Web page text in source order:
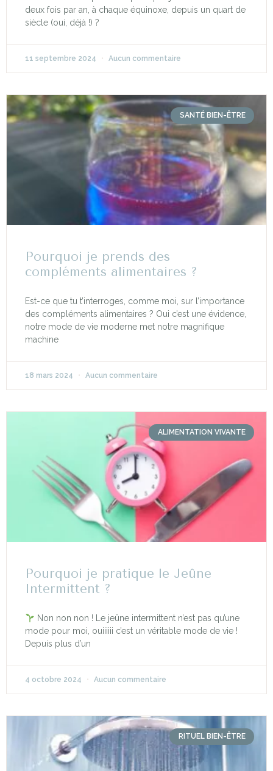
deux fois par an, à chaque équinoxe, depuis un quart de
siècle (oui, déjà !) ?
11 septembre 2024 Aucun commentaire
SANTÉ BIEN-ÊTRE
Pourquoi je prends des
compléments alimentaires ?
Est-ce que tu t’interroges, comme moi, sur l’importance
des compléments alimentaires ? Oui c’est une évidence,
notre mode de vie moderne met notre magnifique
machine
18 mars 2024 Aucun commentaire
ALIMENTATION VIVANTE
Pourquoi je pratique le Jeûne
Intermittent ?
Non non non ! Le jeûne intermittent n’est pas qu’une
mode pour moi, ouiiiiii c’est un véritable mode de vie !
Depuis plus d’un
4 octobre 2024 Aucun commentaire
RITUEL BIEN-ÊTRE